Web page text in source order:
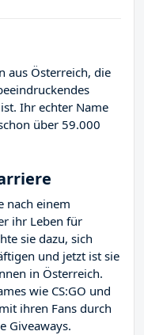
aus Österreich, die
Ihr echter Name
über 59.000
nach einem
ihr Leben für
sie dazu, sich
und jetzt ist sie
in Österreich.
wie CS:GO und
ihren Fans durch
Giveaways.